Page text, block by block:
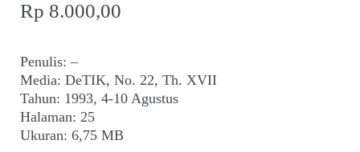
Rp 8.000,00
Penulis: –
Media: DeTIK, No. 22, Th. XVII
Tahun: 1993, 4-10 Agustus
Halaman: 25
Ukuran: 6,75 MB